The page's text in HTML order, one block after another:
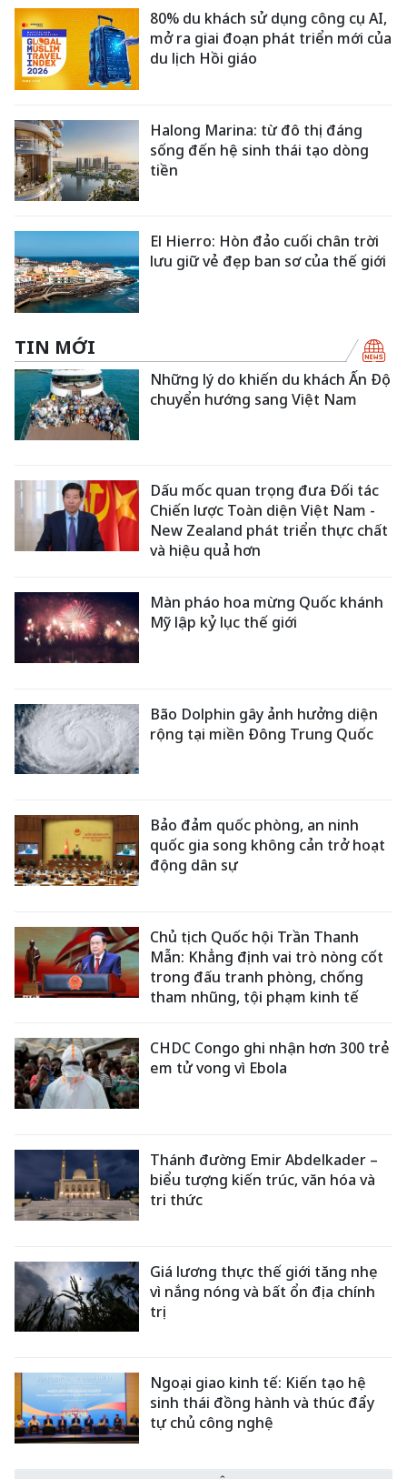
80% du khách sử dụng công cụ AI,
mở ra giai đoạn phát triển mới của
du lịch Hồi giáo
Halong Marina: từ đô thị đáng
sống đến hệ sinh thái tạo dòng
tiền
El Hierro: Hòn đảo cuối chân trời
lưu giữ vẻ đẹp ban sơ của thế giới
TIN MỚI
Những lý do khiến du khách Ấn Độ
chuyển hướng sang Việt Nam
Dấu mốc quan trọng đưa Đối tác
Chiến lược Toàn diện Việt Nam -
New Zealand phát triển thực chất
và hiệu quả hơn
Màn pháo hoa mừng Quốc khánh
Mỹ lập kỷ lục thế giới
Bão Dolphin gây ảnh hưởng diện
rộng tại miền Đông Trung Quốc
Bảo đảm quốc phòng, an ninh
quốc gia song không cản trở hoạt
động dân sự
Chủ tịch Quốc hội Trần Thanh
Mẫn: Khẳng định vai trò nòng cốt
trong đấu tranh phòng, chống
tham nhũng, tội phạm kinh tế
CHDC Congo ghi nhận hơn 300 trẻ
em tử vong vì Ebola
Thánh đường Emir Abdelkader –
biểu tượng kiến trúc, văn hóa và
tri thức
Giá lương thực thế giới tăng nhẹ
vì nắng nóng và bất ổn địa chính
trị
Ngoại giao kinh tế: Kiến tạo hệ
sinh thái đồng hành và thúc đẩy
tự chủ công nghệ